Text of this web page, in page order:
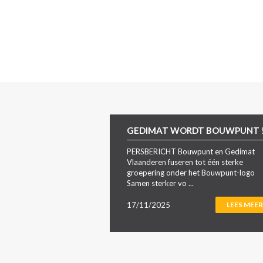
GEDIMAT WORDT BOUWPUNT
PERSBERICHT Bouwpunt en Gedimat
Vlaanderen fuseren tot één sterke
groepering onder het Bouwpunt-logo
Samen sterker vo ...
17/11/2025 LEES MEER